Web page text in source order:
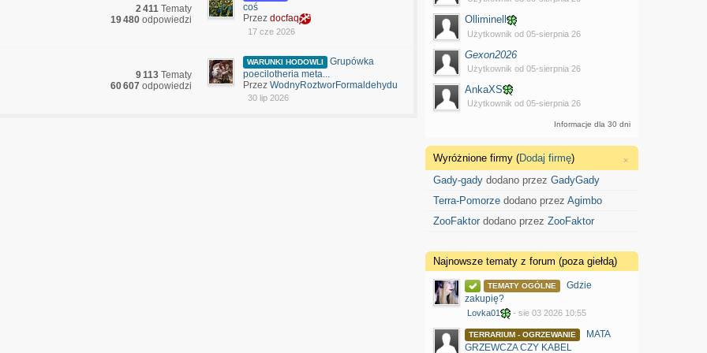
2 411 Tematy
19 480 odpowiedzi
coś
Przezdocfaq
17 cze 2026
9 113 Tematy
60 607 odpowiedzi
WARUNKI HODOWLI
Grupówka
poecilotheria meta...
PrzezWodnyRoztworFormaldehydu
30 lip 2026
Olliminell
Użytkownik od 05-sierpnia 26
Gexon2026
Użytkownik od 05-sierpnia 26
AnkaXS
Użytkownik od 05-sierpnia 26
Informacje dla 30 dni
×
Wyróżnione firmy (Dodaj firmę)
Gady-gadydodano przez GadyGady
Terra-Pomorzedodano przez Agimbo
ZooFaktordodano przez ZooFaktor
Najnowsze tematy z forum (poza giełdą)
TEMATY OGÓLNE
Gdzie
zakupię?
Lovka01 - sie 03 2026 10:55
TERRARIUM - OGRZEWANIE
MATA
GRZEWCZA CZY KABEL